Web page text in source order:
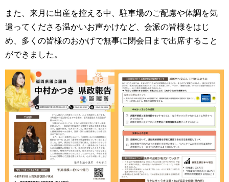
また、来月に出産を控える中、駐車場のご配慮や体調を気
遣ってくださる温かいお声かけなど、会派の皆様をはじ
め、多くの皆様のおかげで無事に閉会日まで出席すること
ができました。